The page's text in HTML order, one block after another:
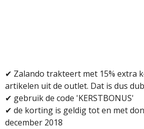
✔ Zalando trakteert met 15% extra
artikelen uit de outlet. Dat is dus
✔ gebruik de code 'KERSTBONUS'
✔ de korting is geldig tot en met
december 2018